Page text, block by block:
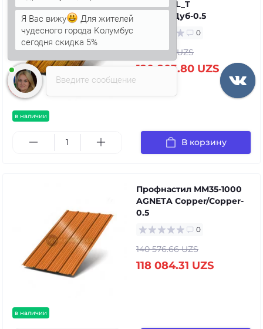
в наличии
ECOSTEEL_T
ЗолотойДуб-0.5
0
143 814.15 UZS
120 803.80 UZS
В корзину
в наличии
Профнастил ММ35-1000
AGNETA Copper/Copper-
0.5
0
140 576.66 UZS
118 084.31 UZS
Введите сообщение
Я Вас вижу
Для жителей
чудесного города Колумбус
сегодня скидка 5%